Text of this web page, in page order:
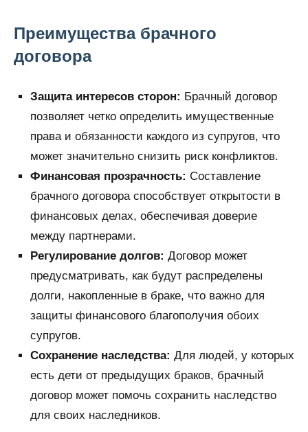
Преимущества брачного
договора
Защита интересов сторон: Брачный договор
позволяет четко определить имущественные
права и обязанности каждого из супругов, что
может значительно снизить риск конфликтов.
Финансовая прозрачность: Составление
брачного договора способствует открытости в
финансовых делах, обеспечивая доверие
между партнерами.
Регулирование долгов: Договор может
предусматривать, как будут распределены
долги, накопленные в браке, что важно для
защиты финансового благополучия обоих
супругов.
Сохранение наследства: Для людей, у которых
есть дети от предыдущих браков, брачный
договор может помочь сохранить наследство
для своих наследников.